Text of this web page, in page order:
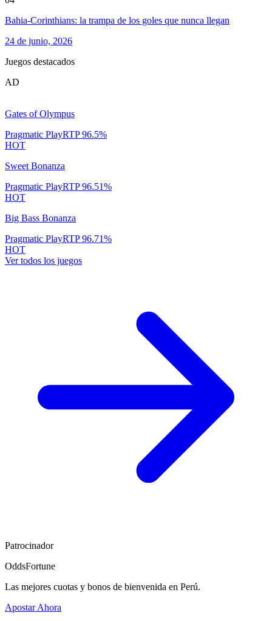
Bahia-Corinthians: la trampa de los goles que nunca llegan
24 de junio, 2026
Juegos destacados
AD
Gates of Olympus
Pragmatic PlayRTP96.5%
HOT
Sweet Bonanza
Pragmatic PlayRTP96.51%
HOT
Big Bass Bonanza
Pragmatic PlayRTP96.71%
HOT
Ver todos los juegos
Patrocinador
OddsFortune
Las mejores cuotas y bonos de bienvenida en Perú.
Apostar Ahora